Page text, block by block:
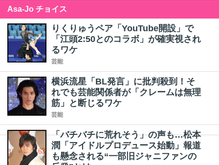
Asa-Jo チョイス
りくりゅうペア「YouTube開設」で
「江頭2:50とのコラボ」が確実視され
るワケ
芸能
横浜流星「BL発言」に批判殺到！そ
れでも芸能関係者が「クレームは無理
筋」と断じるワケ
芸能
「バチバチに荒れそう」の声も…松本
潤「アイドルプロデュース始動」報道
も懸念される“一部旧ジャニファンの